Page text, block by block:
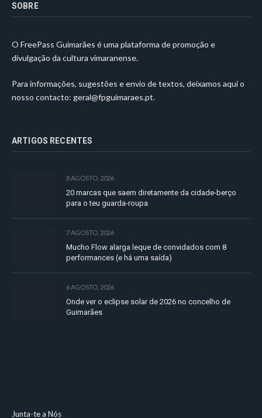
SOBRE
O FreePass Guimarães é uma plataforma de promoção e
divulgação da cultura vimaranense.
Para informações, sugestões e envio de textos, deixamos aqui o
nosso contacto: geral@fpguimaraes.pt.
ARTIGOS RECENTES
8 AGOSTO, 2026
20 marcas que saem diretamente da cidade-berço
para o teu guarda-roupa
7 AGOSTO, 2026
Mucho Flow alarga leque de convidados com 8
performances (e há uma saída)
6 AGOSTO, 2026
Onde ver o eclipse solar de 2026 no concelho de
Guimarães
Junta-te a Nós